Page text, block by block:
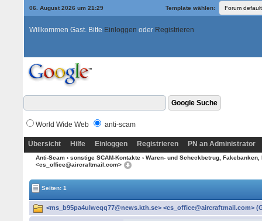
06. August 2026 um 21:29 Template wählen:
Willkommen Gast. Bitte Einloggen oder Registrieren
World Wide Web anti-scam
Übersicht Hilfe Einloggen Registrieren PN an Administrator
Anti-Scam› sonstige SCAM-Kontakte› Waren- und Scheckbetrug,
<cs_office@aircraftmail.com>
Seiten: 1
<ms_b95pa4ulweqq77@news.kth.se> <cs_office@aircraftmail.com>